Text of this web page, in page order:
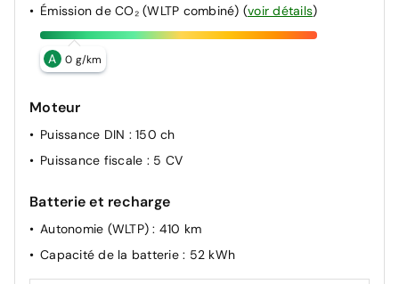
Indicateur de recharge sur le capot
Siège passager AV + 2 sièges AR avec technologie
isofix
Sièges AV manuels avec réglage 4 voies (prof/incl) +
hauteur (siège conducteur uniquement)
Émission de CO₂ (WLTP combiné) (voir détails)
A 0 g/km
Moteur
Puissance DIN : 150 ch
Puissance fiscale : 5 CV
Batterie et recharge
Autonomie (WLTP): 410 km
Capacité de la batterie : 52 kWh